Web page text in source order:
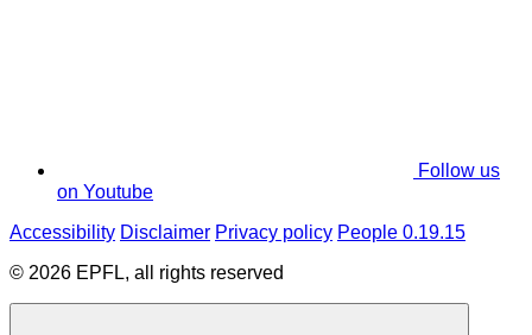
Follow us
on Youtube
Accessibility Disclaimer Privacy policy People 0.19.15
© 2026 EPFL, all rights reserved